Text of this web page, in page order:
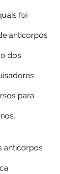
foi
anticorpos
dos
para
anticorpos